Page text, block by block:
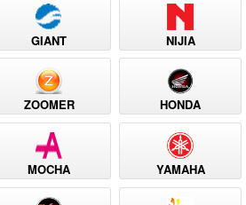
GIANT NIJIA
ZOOMER HONDA
MOCHA YAMAHA